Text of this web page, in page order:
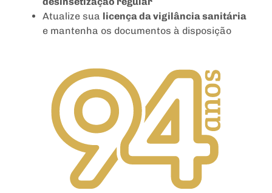
Atualize sua licença da vigilância sanitária
e mantenha os documentos à disposição